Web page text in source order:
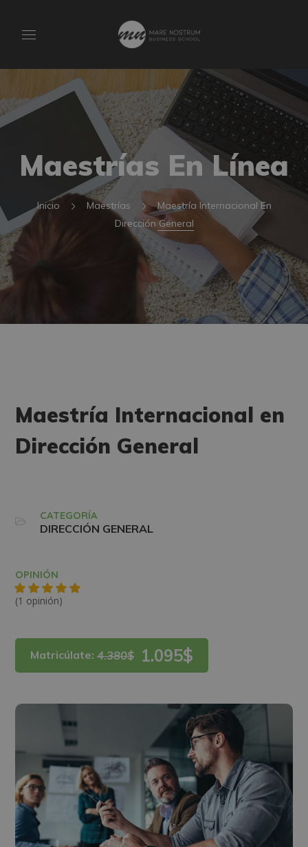
Maestrías En Línea
Inicio Maestrías
Maestría Internacional En
Dirección General
Maestría Internacional en
Dirección General
CATEGORÍA
DIRECCIÓN GENERAL
OPINIÓN
(1 opinión)
Matricúlate:4.380$ 1.095$